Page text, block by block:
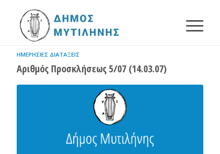
ΗΜΕΡΉΣΙΕΣ ΔΙΑΤΆΞΕΙΣ
Αριθμός Προσκλήσεως 5/07 (14.03.07)